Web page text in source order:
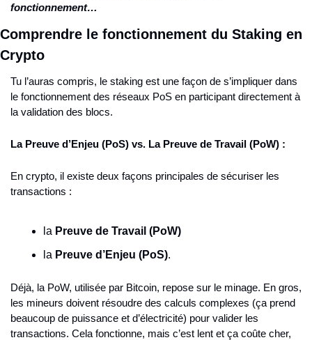
fonctionnement…
Comprendre le fonctionnement du Staking en
Crypto
Tu l’auras compris, le staking est une façon de s’impliquer dans
le fonctionnement des réseaux PoS en participant directement à
la validation des blocs.
La Preuve d’Enjeu (PoS) vs. La Preuve de Travail (PoW) :
En crypto, il existe deux façons principales de sécuriser les
transactions :
la Preuve de Travail (PoW)
la Preuve d’Enjeu (PoS).
Déjà, la PoW, utilisée par Bitcoin, repose sur le minage. En gros,
les mineurs doivent résoudre des calculs complexes (ça prend
beaucoup de puissance et d’électricité) pour valider les
transactions. Cela fonctionne, mais c’est lent et ça coûte cher,